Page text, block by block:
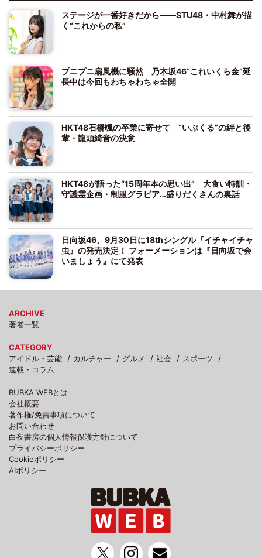
ステージが一番好きだから――STU48・中村舞が描
く“これからの私”
プニプニ扇風機に騒然 乃木坂46“これいくら金”延
長中は今回もわちゃわちゃ全開
HKT48石橋颯の卒業に寄せて “いぶくる”の絆と後
輩・龍頭綺音の決意
HKT48が語った“15周年本の思い出” 大食い特訓・
守護霊企画・制服グラビア…盛りだくさんの裏話
日向坂46、9月30日に18thシングル『イチャイチャ
虫』の発売決定！ フォーメーションは『日向坂で会
いましょう』にて発表
ARCHIVE
著者一覧
CATEGORY
アイドル・芸能
カルチャー グルメ 社会
スポーツ
連載・コラム
BUBKA WEBとは
会社概要
著作権/免責事項について
お問い合わせ
白夜書房の個人情報保護方針について
プライバシーポリシー
Cookieポリシー
AIポリシー